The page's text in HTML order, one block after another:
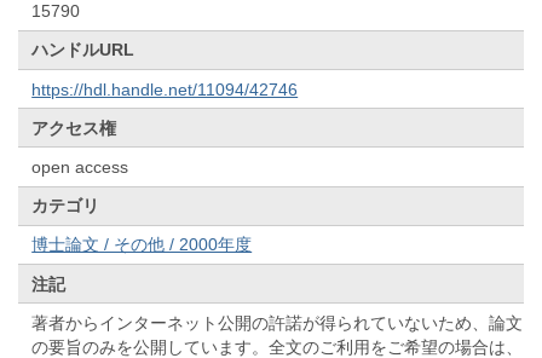
15790
ハンドルURL
https://hdl.handle.net/11094/42746
アクセス権
open access
カテゴリ
博士論文 / その他 / 2000年度
注記
著者からインターネット公開の許諾が得られていないため、論文
の要旨のみを公開しています。全文のご利用をご希望の場合は、